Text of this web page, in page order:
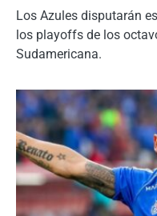
Los Azules disputarán
los playoffs de los
Sudamericana.